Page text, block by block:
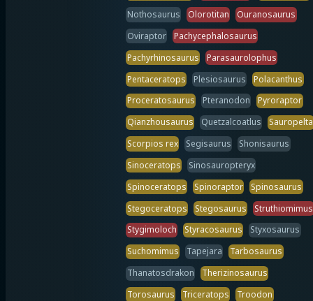
Nothosaurus
Olorotitan
Ouranosaurus
Oviraptor
Pachycephalosaurus
Pachyrhinosaurus
Parasaurolophus
Pentaceratops
Plesiosaurus
Polacanthus
Proceratosaurus
Pteranodon
Pyroraptor
Qianzhousaurus
Quetzalcoatlus
Sauropelta
Scorpios rex
Segisaurus
Shonisaurus
Sinoceratops
Sinosauropteryx
Spinoceratops
Spinoraptor
Spinosaurus
Stegoceratops
Stegosaurus
Struthiomimus
Stygimoloch
Styracosaurus
Styxosaurus
Suchomimus
Tapejara
Tarbosaurus
Thanatosdrakon
Therizinosaurus
Torosaurus
Triceratops
Troodon